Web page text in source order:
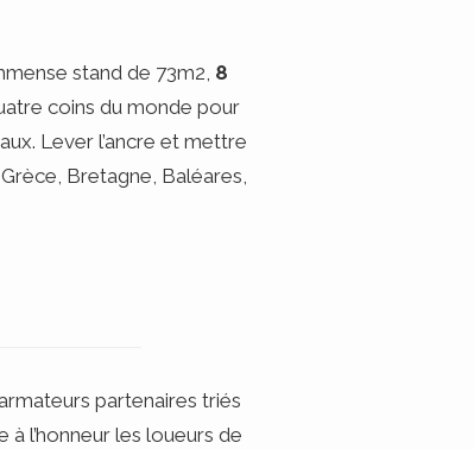
stand de 73m2, 8
coins du monde pour
Lever l’ancre et mettre
Bretagne, Baléares,
partenaires triés
l’honneur les loueurs de